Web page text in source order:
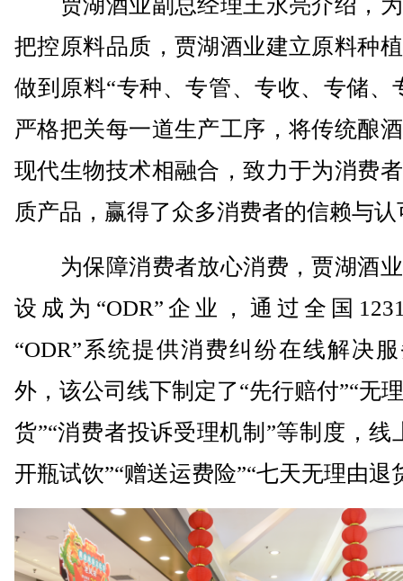
把控原料品质，贾湖酒业建立原料种
做到原料“专种、专管、专收、专储、
严格把关每一道生产工序，将传统酿
现代生物技术相融合，致力于为消费
质产品，赢得了众多消费者的信赖与认
为保障消费者放心消费，贾湖酒
设成为“ODR”企业，通过全国
“ODR”系统提供消费纠纷在线解决
外，该公司线下制定了“先行赔付”“无
货”“消费者投诉受理机制”等制度，线
开瓶试饮”“赠送运费险”“七天无理由退